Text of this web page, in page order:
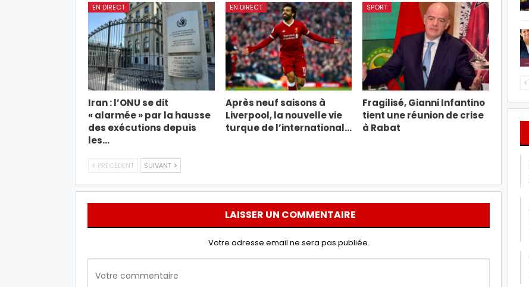
EN DIRECT
Iran : l’ONU se dit
« alarmée » par la hausse
des exécutions depuis
les…
EN DIRECT
Après neuf saisons à
Liverpool, la nouvelle vie
turque de l’international…
SPORT
Fragilisé, Gianni Infantino
tient une réunion de crise
à Rabat
PRÉCÉDENT SUIVANT
LAISSER UN COMMENTAIRE
Votre adresse email ne sera pas publiée.